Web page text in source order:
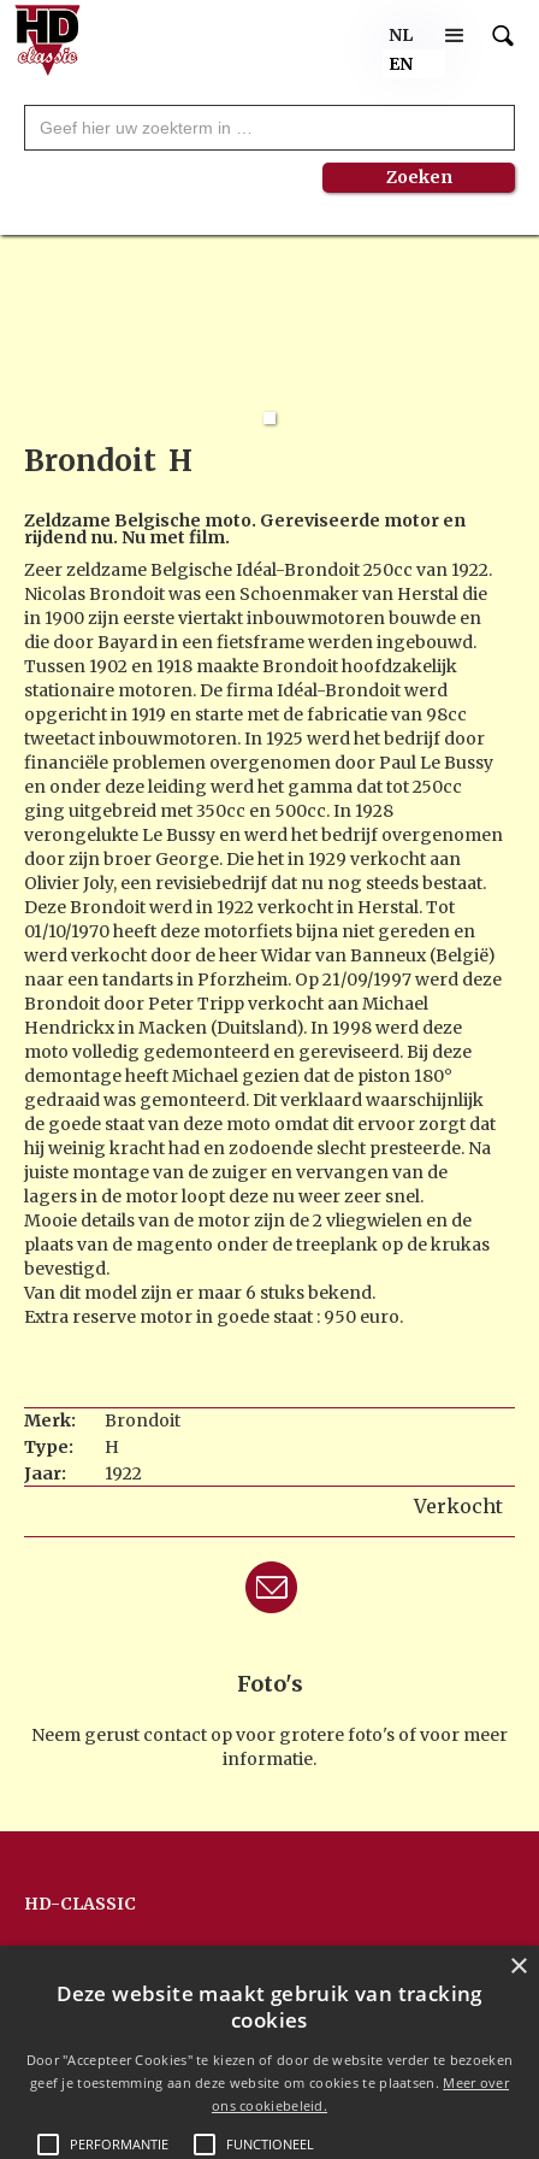
NL
EN
Brondoit H
Zeldzame Belgische moto. Gereviseerde motor en
rijdend nu. Nu met film.
Zeer zeldzame Belgische Idéal-Brondoit 250cc van 1922.
Nicolas Brondoit was een Schoenmaker van Herstal die
in 1900 zijn eerste viertakt inbouwmotoren bouwde en
die door Bayard in een fietsframe werden ingebouwd.
Tussen 1902 en 1918 maakte Brondoit hoofdzakelijk
stationaire motoren. De firma Idéal-Brondoit werd
opgericht in 1919 en starte met de fabricatie van 98cc
tweetact inbouwmotoren. In 1925 werd het bedrijf door
financiële problemen overgenomen door Paul Le Bussy
en onder deze leiding werd het gamma dat tot 250cc
ging uitgebreid met 350cc en 500cc. In 1928
verongelukte Le Bussy en werd het bedrijf overgenomen
door zijn broer George. Die het in 1929 verkocht aan
Olivier Joly, een revisiebedrijf dat nu nog steeds bestaat.
Deze Brondoit werd in 1922 verkocht in Herstal. Tot
01/10/1970 heeft deze motorfiets bijna niet gereden en
werd verkocht door de heer Widar van Banneux (België)
naar een tandarts in Pforzheim. Op 21/09/1997 werd deze
Brondoit door Peter Tripp verkocht aan Michael
Hendrickx in Macken (Duitsland). In 1998 werd deze
moto volledig gedemonteerd en gereviseerd. Bij deze
demontage heeft Michael gezien dat de piston 180°
gedraaid was gemonteerd. Dit verklaard waarschijnlijk
de goede staat van deze moto omdat dit ervoor zorgt dat
hij weinig kracht had en zodoende slecht presteerde. Na
juiste montage van de zuiger en vervangen van de
lagers in de motor loopt deze nu weer zeer snel.
Mooie details van de motor zijn de 2 vliegwielen en de
plaats van de magento onder de treeplank op de krukas
bevestigd.
Van dit model zijn er maar 6 stuks bekend.
Extra reserve motor in goede staat : 950 euro.
Merk:
Brondoit
Type:
H
Jaar:
1922
Verkocht
Foto's
Neem gerust contact op voor grotere foto's of voor meer
informatie.
HD-CLASSIC
Hans Devos
3128 Baal
+32(0)477 88 81 84
info@hd-classic.be
×
Deze website maakt gebruik van tracking
cookies
Door "Accepteer Cookies" te kiezen of door de website verder te bezoeken
geef je toestemming aan deze website om cookies te plaatsen. Meer over
ons cookiebeleid.
PERFORMANTIE FUNCTIONEEL